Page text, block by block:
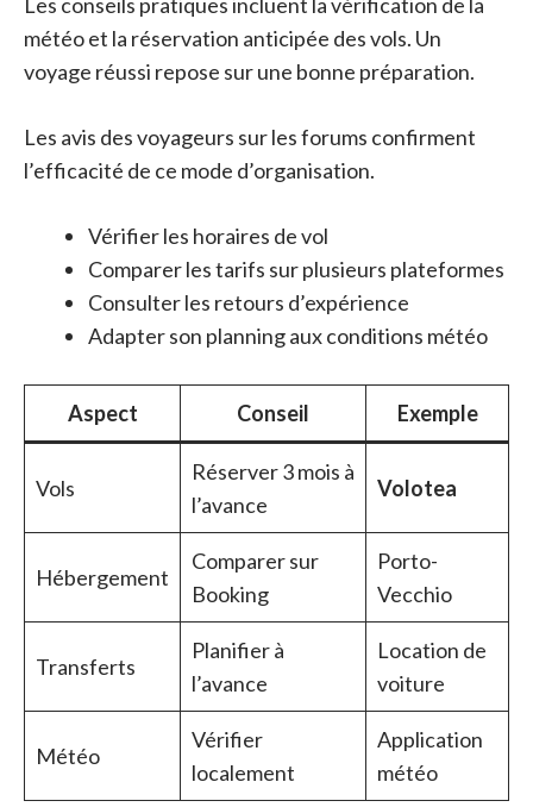
météo et la réservation anticipée des vols. Un
voyage réussi repose sur une bonne préparation.
Les avis des voyageurs sur les forums confirment
l’efficacité de ce mode d’organisation.
Vérifier les horaires de vol
Comparer les tarifs sur plusieurs plateformes
Consulter les retours d’expérience
Adapter son planning aux conditions météo
Aspect Conseil Exemple
Vols
Réserver 3 mois à
l’avance
Volotea
Hébergement
Comparer sur
Booking
Porto-
Vecchio
Transferts
Planifier à
l’avance
Location de
voiture
Météo
Vérifier
localement
Application
météo